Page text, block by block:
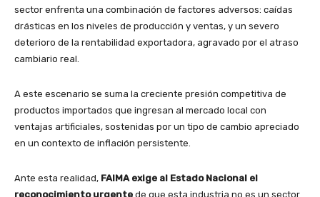
sector enfrenta una combinación de factores adversos: caídas
drásticas en los niveles de producción y ventas, y un severo
deterioro de la rentabilidad exportadora, agravado por el atraso
cambiario real.
A este escenario se suma la creciente presión competitiva de
productos importados que ingresan al mercado local con
ventajas artificiales, sostenidas por un tipo de cambio apreciado
en un contexto de inflación persistente.
Ante esta realidad, FAIMA exige al Estado Nacional el
reconocimiento urgente de que esta industria no es un sector